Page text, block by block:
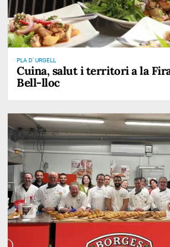
PLA D' URGELL
Cuina, salut i territori a la
Bell-lloc